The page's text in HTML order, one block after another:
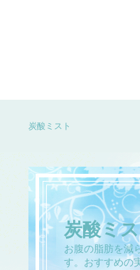
炭酸ミスト
炭酸ミ
お腹の脂肪を減
す。おすすめの